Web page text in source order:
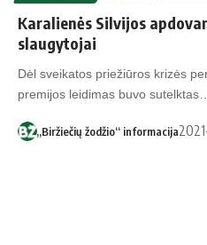
Karalienės Silvijos
slaugytojai
Dėl sveikatos priežiūros krizės
premijos leidimas buvo
„Biržiečių žodžio“ informacija